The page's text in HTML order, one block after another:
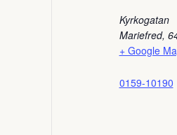
Kyrkogatan
Mariefred,
+ Google
0159-10190